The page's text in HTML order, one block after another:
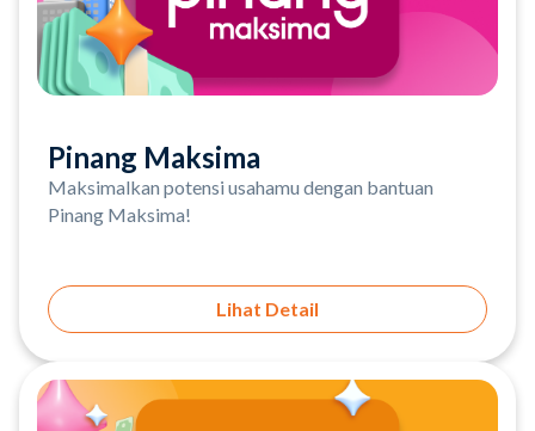
Pinang Maksima
Maksimalkan potensi usahamu dengan bantuan
Pinang Maksima!
Lihat Detail